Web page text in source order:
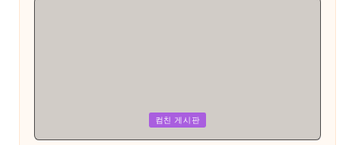
컴친 게시판